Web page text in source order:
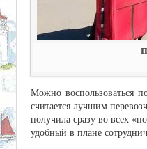
Можно воспользоваться
считается лучшим
получила сразу во всех
удобный в плане